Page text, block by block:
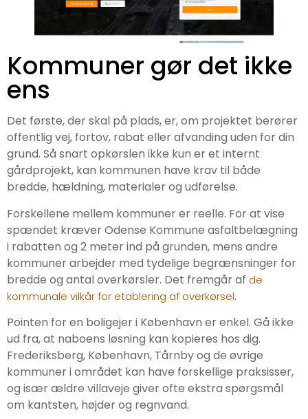
Kommuner gør det ikke
ens
Det første, der skal på plads, er, om projektet berører
offentlig vej, fortov, rabat eller afvanding uden for din
grund. Så snart opkørslen ikke kun er et internt
gårdprojekt, kan kommunen have krav til både
bredde, hældning, materialer og udførelse.
Forskellene mellem kommuner er reelle. For at vise
spændet kræver Odense Kommune asfaltbelægning
i rabatten og 2 meter ind på grunden, mens andre
kommuner arbejder med tydelige begrænsninger for
bredde og antal overkørsler. Det fremgår af de
kommunale vilkår for etablering af overkørsel.
Pointen for en boligejer i København er enkel. Gå ikke
ud fra, at naboens løsning kan kopieres hos dig.
Frederiksberg, København, Tårnby og de øvrige
kommuner i området kan have forskellige praksisser,
og især ældre villaveje giver ofte ekstra spørgsmål
om kantsten, højder og regnvand.